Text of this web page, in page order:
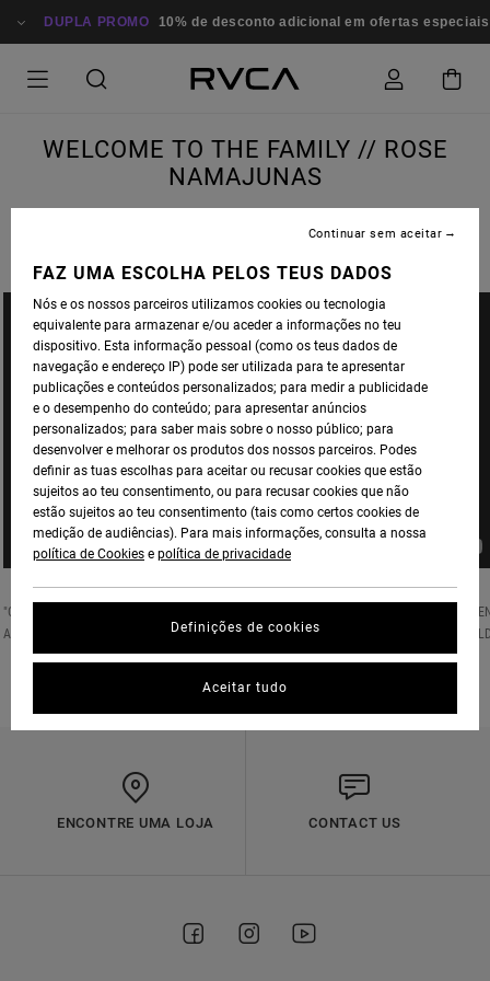
DUPLA PROMO 10% de desconto adicional em ofertas especiais
WELCOME TO THE FAMILY // ROSE
NAMAJUNAS
"ONCE IN A LIFETIME YOU GET A SPECIAL HUMAN TO TRANSCEND A MOVEMENT
ART AND SPORT - AN ATHLETE THAT USES THEIR PLATFORM TO HELP CHANGE THE
BY SHARING KINDNESS." - PM TENORE
ENCONTRE UMA LOJA CONTACT US
FAZ UMA ESCOLHA PELOS TEUS DADOS
Nós e os nossos parceiros utilizamos cookies ou tecnologia
equivalente para armazenar e/ou aceder a informações no teu
dispositivo. Esta informação pessoal (como os teus dados de
navegação e endereço IP) pode ser utilizada para te apresentar
publicações e conteúdos personalizados; para medir a publicidade
e o desempenho do conteúdo; para apresentar anúncios
personalizados; para saber mais sobre o nosso público; para
desenvolver e melhorar os produtos dos nossos parceiros. Podes
definir as tuas escolhas para aceitar ou recusar cookies que estão
sujeitos ao teu consentimento, ou para recusar cookies que não
estão sujeitos ao teu consentimento (tais como certos cookies de
medição de audiências). Para mais informações, consulta a nossa
política de Cookies e política de privacidade
Definições de cookies
Continuar sem aceitar
Aceitar tudo